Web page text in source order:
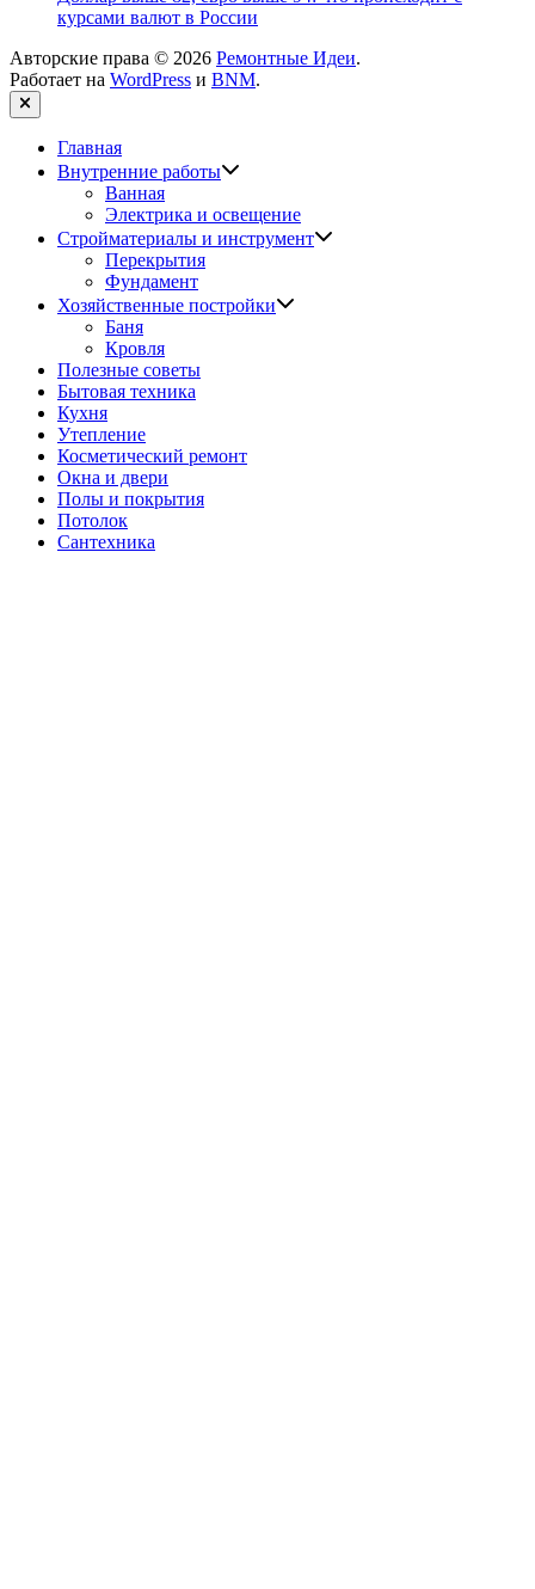
курсами валют в России
Авторские права © 2026 Ремонтные Идеи.
Работает на WordPress и BNM.
Закрыть
Главная
Внутренние работы
Ванная
Электрика и освещение
Стройматериалы и инструмент
Перекрытия
Фундамент
Хозяйственные постройки
Баня
Кровля
Полезные советы
Бытовая техника
Кухня
Утепление
Косметический ремонт
Окна и двери
Полы и покрытия
Потолок
Сантехника